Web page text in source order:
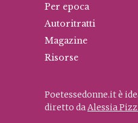
Per epoca
Autoritratti
Magazine
Risorse
Poetessedonne.it è
diretto daAlessia